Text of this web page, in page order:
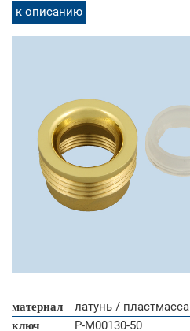
к описанию
материал
латунь / пластмасса
ключ
P-M00130-50